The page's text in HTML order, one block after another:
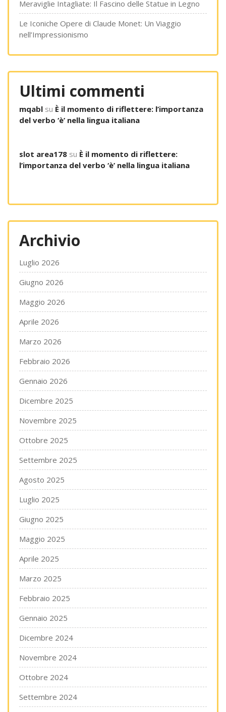
Meraviglie Intagliate: Il Fascino delle Statue in Legno
Le Iconiche Opere di Claude Monet: Un Viaggio
nell’Impressionismo
Ultimi commenti
mqabl su È il momento di riflettere: l’importanza
del verbo ‘è’ nella lingua italiana
slot area178 su È il momento di riflettere:
l’importanza del verbo ‘è’ nella lingua italiana
Archivio
Luglio 2026
Giugno 2026
Maggio 2026
Aprile 2026
Marzo 2026
Febbraio 2026
Gennaio 2026
Dicembre 2025
Novembre 2025
Ottobre 2025
Settembre 2025
Agosto 2025
Luglio 2025
Giugno 2025
Maggio 2025
Aprile 2025
Marzo 2025
Febbraio 2025
Gennaio 2025
Dicembre 2024
Novembre 2024
Ottobre 2024
Settembre 2024